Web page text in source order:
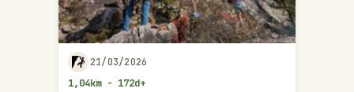
21/03/2026
1,04km - 172d+